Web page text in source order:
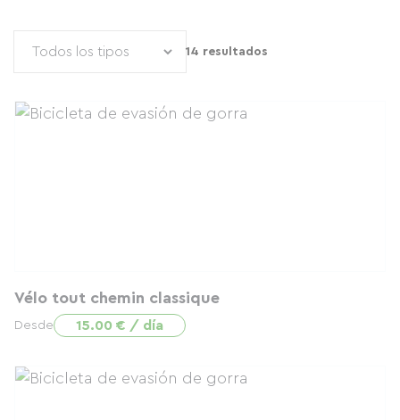
14 resultados
Vélo tout chemin classique
Desde 15.00 € / día